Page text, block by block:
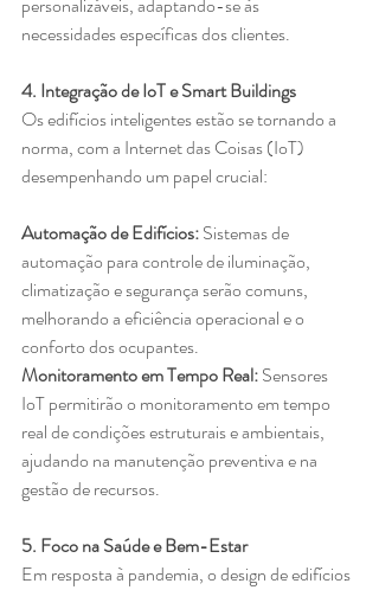
necessidades específicas dos clientes.
4. Integração de IoT e Smart Buildings
Os edifícios inteligentes estão se tornando a
norma, com a Internet das Coisas (IoT)
desempenhando um papel crucial:
Automação de Edifícios: Sistemas de
automação para controle de iluminação,
climatização e segurança serão comuns,
melhorando a eficiência operacional e o
conforto dos ocupantes.
Monitoramento em Tempo Real: Sensores
IoT permitirão o monitoramento em tempo
real de condições estruturais e ambientais,
ajudando na manutenção preventiva e na
gestão de recursos.
5. Foco na Saúde e Bem-Estar
Em resposta à pandemia, o design de edifícios